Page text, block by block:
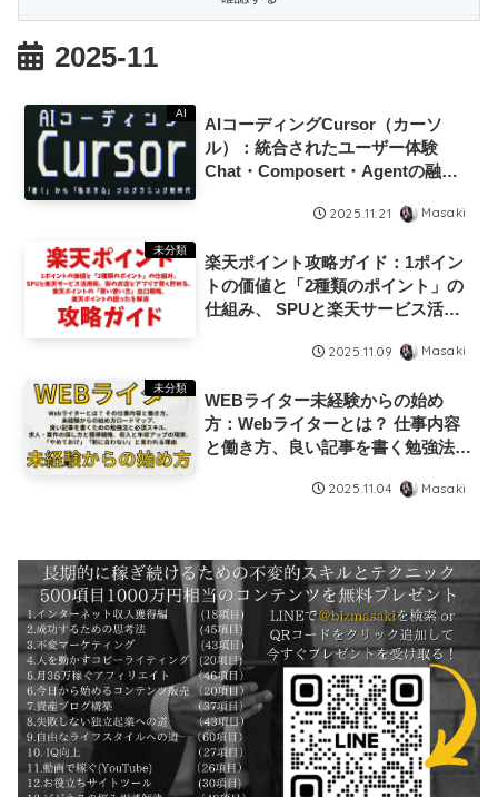
2025-11
AI
AIコーディングCursor（カーソ
ル）：統合されたユーザー体験
Chat・Composert・Agentの融
ジェントワークフローの構築、
応用ワークフロー：Obsidian、デ
ータ分析、デザイン
2025.11.21 Masaki
未分類
楽天ポイント攻略ガイド：1ポイン
トの価値と「2種類のポイント」の
仕組み、 SPUと楽天サービス活用
る、 楽天ポイントの「賢い使い
ったを解消
2025.11.09 Masaki
未分類
WEBライター未経験からの始め
方：Webライターとは？ 仕事内容
と働き方、良い記事を書く勉強法と
得、収入と年収アップの現実、「や
2025.11.04 Masaki